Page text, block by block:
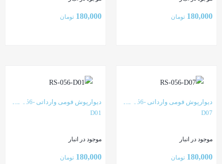
180,000 تومان 180,000 تومان
دیوارپوش فومی وارداتی RS-056-
D07
موجود در انبار
180,000 تومان
دیوارپوش فومی وارداتی RS-056-
D01
موجود در انبار
180,000 تومان